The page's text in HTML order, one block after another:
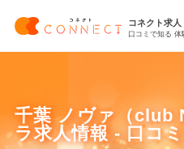
コネクト求人
口コミで知る 体
千葉 ノヴァ（club
ラ求人情報 - 口コ